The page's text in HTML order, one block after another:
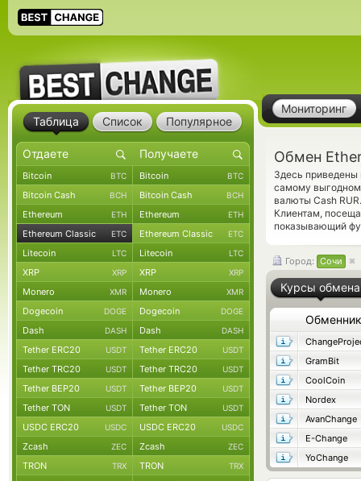
Мониторинг
Обмен
Здесь приведены
самому
валюты Cash
Клиентам,
показывающий
Город: Сочи
Курсы обмена
Обменник
GramBit
CoolCoin
Nordex
AvanChange
E-Change
YoChange
Таблица Список Популярное
Bitcoin BTC Bitcoin BTC
Bitcoin Cash BCH Bitcoin Cash BCH
Ethereum ETH Ethereum ETH
Ethereum Classic ETC Ethereum Classic ETC
Litecoin LTC Litecoin LTC
XRP XRP XRP XRP
Monero XMR Monero XMR
Dogecoin DOGE Dogecoin DOGE
Dash DASH Dash DASH
Tether ERC20 USDT Tether ERC20 USDT
Tether TRC20 USDT Tether TRC20 USDT
Tether BEP20 USDT Tether BEP20 USDT
Tether TON USDT Tether TON USDT
USDC ERC20 USDC USDC ERC20 USDC
Zcash ZEC Zcash ZEC
TRON TRX TRON TRX